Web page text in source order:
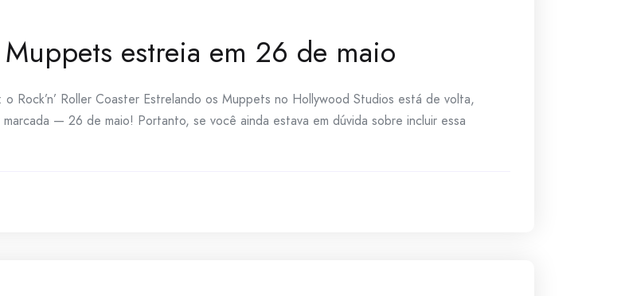
Muppets estreia em 26 de maio
Rock’n’ Roller Coaster Estrelando os Muppets no Hollywood Studios está de volta,
— 26 de maio! Portanto, se você ainda estava em dúvida sobre incluir essa